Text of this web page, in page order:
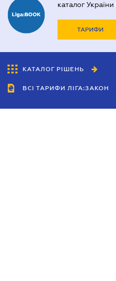
каталог України
ТАРИФИ
КАТАЛОГ РІШЕНЬ
ВСІ ТАРИФИ ЛІГА:ЗАКОН